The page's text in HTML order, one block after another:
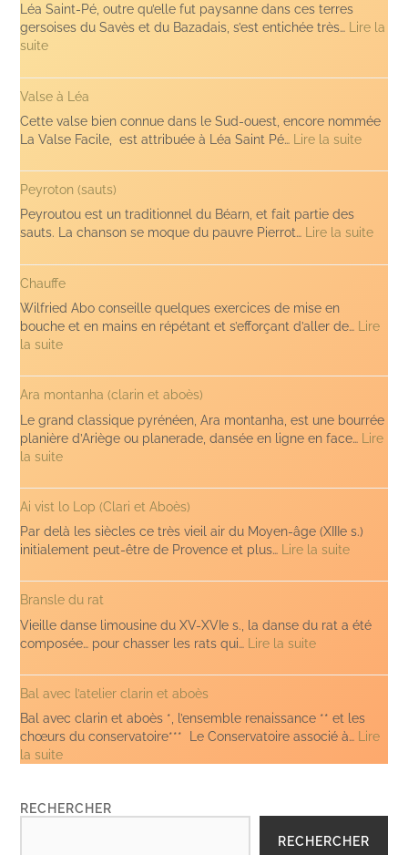
Léa Saint-Pé, outre qu’elle fut paysanne dans ces terres
gersoises du Savès et du Bazadais, s’est entichée très… Lire la
suite:
Saint-
Pé
Valse à Léa
Cette valse bien connue dans le Sud-ouest, encore nommée
La Valse Facile, est attribuée à Léa Saint Pé… Lire la suite:
à
Peyroton (sauts)
Peyroutou est un traditionnel du Béarn, et fait partie des
sauts. La chanson se moque du pauvre Pierrot… Lire la suite:
Chauffe
Wilfried Abo conseille quelques exercices de mise en
bouche et en mains en répétant et s’efforçant d’aller de… Lire
la suite:
Ara montanha (clarin et aboès)
Le grand classique pyrénéen, Ara montanha, est une bourrée
planière d’Ariège ou planerade, dansée en ligne en face… Lire
la suite:
montanha
(clarin
et
aboès)
Ai vist lo Lop (Clari et Aboès)
Par delà les siècles ce très vieil air du Moyen-âge (XIIIe s.)
initialement peut-être de Provence et plus… Lire la suite:
vist
Lop
Aboès)
Bransle du rat
Vieille danse limousine du XV-XVIe s., la danse du rat a été
composée… pour chasser les rats qui… Lire la suite:
du
Bal avec l’atelier clarin et aboès
Bal avec clarin et aboès *, l’ensemble renaissance ** et les
chœurs du conservatoire*** Le Conservatoire associé à… Lire
la suite:
l’atelier
RECHERCHER
RECHERCHER